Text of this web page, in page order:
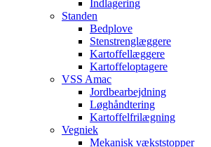
Indlagering
Standen
Bedplove
Stenstrenglæggere
Kartoffellæggere
Kartoffeloptagere
VSS Amac
Jordbearbejdning
Løghåndtering
Kartoffelfrilægning
Vegniek
Mekanisk vækststopper